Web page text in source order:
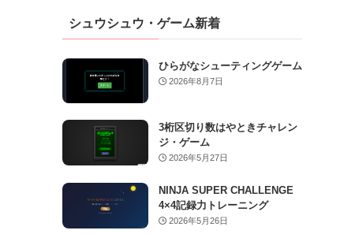
シュウシュウ・ゲーム新着
ひらがなシューティングゲーム
2026年8月7日
3桁区切り数はやときチャレン
ジ・ゲーム
2026年5月27日
NINJA SUPER CHALLENGE
4×4記録力トレーニング
2026年5月26日